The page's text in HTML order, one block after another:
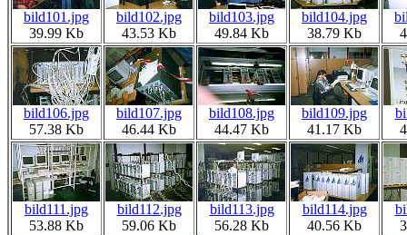
bild101.jpg
39.99 Kb
bild102.jpg
43.53 Kb
bild103.jpg
49.84 Kb
bild104.jpg
38.79 Kb
bild106.jpg
57.38 Kb
bild107.jpg
46.44 Kb
bild108.jpg
44.47 Kb
bild109.jpg
41.17 Kb
bild111.jpg
53.88 Kb
bild112.jpg
59.06 Kb
bild113.jpg
56.28 Kb
bild114.jpg
40.56 Kb